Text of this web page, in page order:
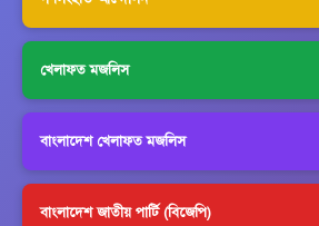
খেলাফত মজলিস
বাংলাদেশ খেলাফত মজলিস
বাংলাদেশ জাতীয় পার্টি (বিজেপি)